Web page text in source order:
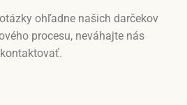
ohľadne našich darčekov
procesu, neváhajte nás
kontaktovať.